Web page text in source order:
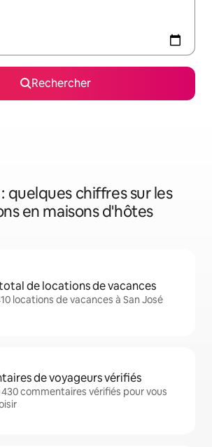
Rechercher
quelques chiffres sur les
en maisons d'hôtes
de locations de vacances
locations de vacances à San José
de voyageurs vérifiés
430 commentaires vérifiés pour vous